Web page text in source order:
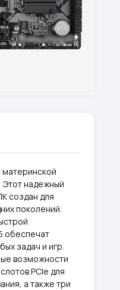
надежный
создан для
поколений.
обеспечат
задач и игр.
возможности
PCIe для
а также три